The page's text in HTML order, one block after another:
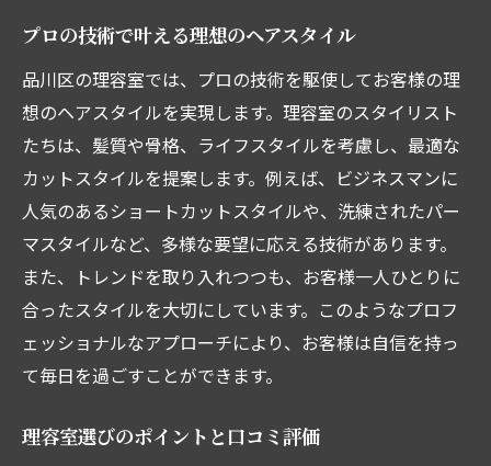
プロの手によるリラックス効果
理容室でのセルフケアアドバイス
心地よい空間づくりの工夫
品川区で見つける最高の理容室とおすすめカッ
各理容室の特徴とカットスタイル紹介
ビジネスマンに人気のカットスタイル
理容室の予約方法と注意点
カットの前に知っておくべきポイント
評判の良い理容室の見極め方
プロの技術で叶える理想のヘアスタイル
品川区の理容室では、プロの技術を駆使してお客様の理
想のヘアスタイルを実現します。理容室のスタイリスト
たちは、髪質や骨格、ライフスタイルを考慮し、最適な
カットスタイルを提案します。例えば、ビジネスマンに
人気のあるショートカットスタイルや、洗練されたパー
マスタイルなど、多様な要望に応える技術があります。
また、トレンドを取り入れつつも、お客様一人ひとりに
合ったスタイルを大切にしています。このようなプロフ
ェッショナルなアプローチにより、お客様は自信を持っ
て毎日を過ごすことができます。
理容室選びのポイントと口コミ評価